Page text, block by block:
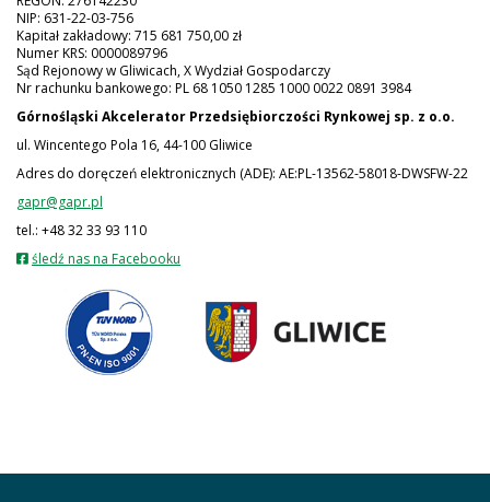
NIP: 631-22-03-756
Kapitał zakładowy: 715 681 750,00 zł
Numer KRS: 0000089796
Sąd Rejonowy w Gliwicach, X Wydział Gospodarczy
Nr rachunku bankowego: PL 68 1050 1285 1000 0022 0891 3984
Górnośląski Akcelerator Przedsiębiorczości Rynkowej sp. z o.o.
ul. Wincentego Pola 16, 44-100 Gliwice
Adres do doręczeń elektronicznych (ADE): AE:PL-13562-58018-DWSFW-22
gapr@gapr.pl
tel.: +48 32 33 93 110
śledź nas na Facebooku
nowej
karcie